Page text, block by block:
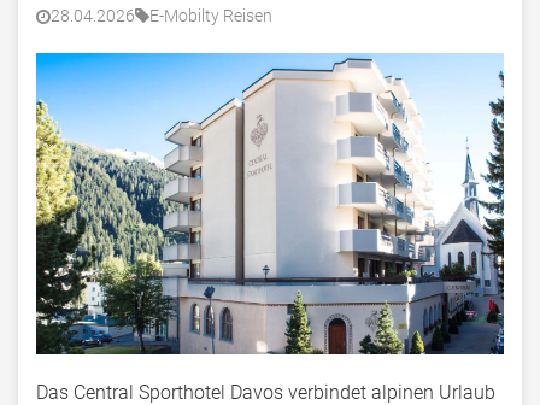
28.04.2026 E-Mobilty Reisen
Das Central Sporthotel Davos verbindet alpinen Urlaub